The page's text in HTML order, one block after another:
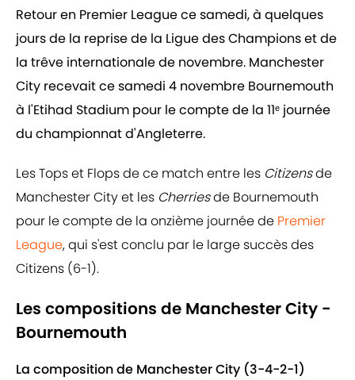
Retour en Premier League ce samedi, à quelques
jours de la reprise de la Ligue des Champions et de
la trêve internationale de novembre. Manchester
City recevait ce samedi 4 novembre Bournemouth
à l'Etihad Stadium pour le compte de la 11ᵉ journée
du championnat d'Angleterre.
Les Tops et Flops de ce match entre les Citizensde
Manchester City et les Cherriesde Bournemouth
pour le compte de la onzième journée de Premier
League, qui s'est conclu par le large succès des
Citizens (6-1).
Les compositions de Manchester City -
Bournemouth
La composition de Manchester City (3-4-2-1)